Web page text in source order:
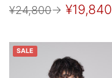
¥24,800→ ¥19,840
SALE